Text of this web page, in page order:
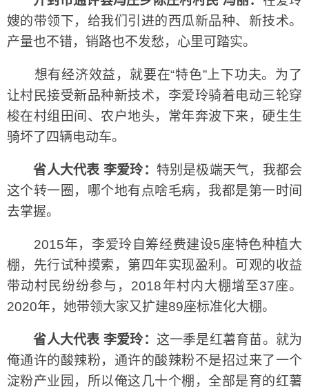
嫂的带领下，给我们引进的西瓜新品种、新技术。
产量也不错，销路也不发愁，心里可踏实。
想有经济效益，就要在“特色”上下功夫。为了
让村民接受新品种新技术，李爱玲骑着电动三轮穿
梭在村组田间、农户地头，常年奔波下来，硬生生
骑坏了四辆电动车。
省人大代表 李爱玲： 特别是极端天气，我都会
这个转一圈，哪个地有点啥毛病，我都是第一时间
去掌握。
2015年，李爱玲自筹经费建设5座特色种植大
棚，先行试种摸索，第四年实现盈利。可观的收益
带动村民纷纷参与，2018年村内大棚增至37座。
2020年，她带领大家又扩建89座标准化大棚。
省人大代表 李爱玲： 这一季是红薯育苗。就为
俺通许的酸辣粉，通许的酸辣粉不是招过来了一个
淀粉产业园，所以俺这几十个棚，全部是育的红薯